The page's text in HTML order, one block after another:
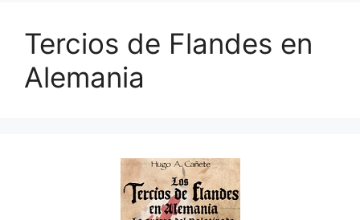
Tercios de Flandes en
Alemania